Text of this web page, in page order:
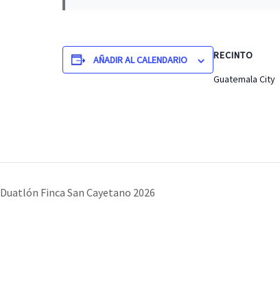
AÑADIR AL CALENDARIO
RECINTO
Guatemala City
Duatlón Finca San Cayetano 2026